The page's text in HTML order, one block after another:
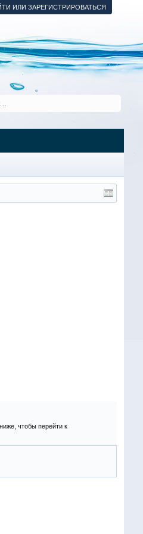
ИЛИ ЗАРЕГИСТРИРОВАТЬСЯ
чтобы перейти к